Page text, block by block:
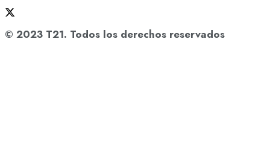
© 2023 T21. Todos los derechos reservados